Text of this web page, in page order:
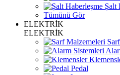
Şalt
Tümünü Gör
ELEKTRİK
ELEKTRİK
Pedal